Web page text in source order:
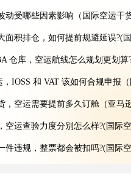
受哪些因素影响（国际空运干货知
排仓，如何提前规避延误?(国际空运干货
，空运航线怎么规划更划算?(国际空运干
和 VAT 该如何合规申报（国际空运干
空运需要提前多久订舱（亚马逊卖家
运查验力度分别怎么样?(国际空运干货
违规，整票都会被扣吗?(国际空运干货